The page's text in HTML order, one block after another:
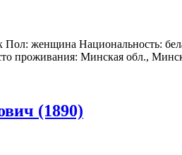
женщина Национальность:
проживания: Минская обл.,
(1890)